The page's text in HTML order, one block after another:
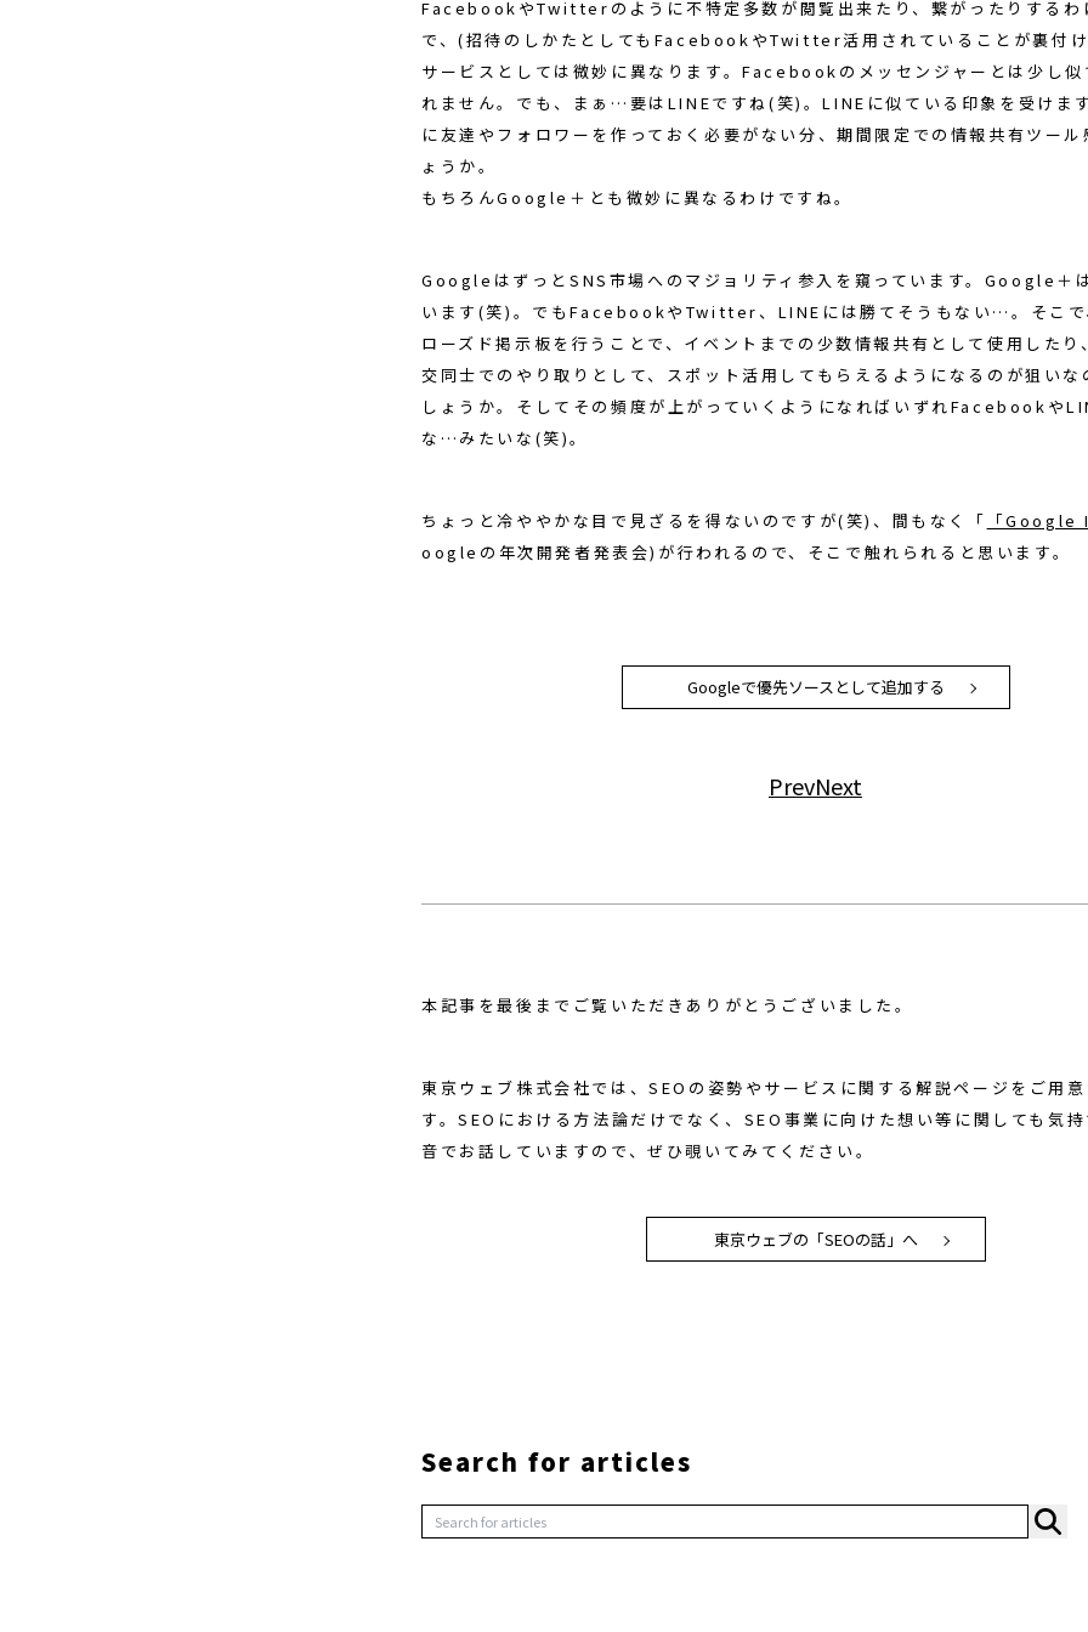
FacebookやTwitterのように不特定多数が閲覧出来たり、繋がったりするわ
で、(招待のしかたとしてもFacebookやTwitter活用されていることが裏付
サービスとしては微妙に異なります。Facebookのメッセンジャーとは少し似
れません。でも、まぁ…要はLINEですね(笑)。LINEに似ている印象を受けま
に友達やフォロワーを作っておく必要がない分、期間限定での情報共有ツール
ょうか。
もちろんGoogle＋とも微妙に異なるわけですね。
GoogleはずっとSNS市場へのマジョリティ参入を窺っています。Google＋
います(笑)。でもFacebookやTwitter、LINEには勝てそうもない…。そこで
ローズド掲示板を行うことで、イベントまでの少数情報共有として使用したり
交同士でのやり取りとして、スポット活用してもらえるようになるのが狙いな
しょうか。そしてその頻度が上がっていくようになればいずれFacebookや
な…みたいな(笑)。
ちょっと冷ややかな目で見ざるを得ないのですが(笑)、間もなく「 「Google
oogleの年次開発者発表会)が行われるので、そこで触れられると思います。
Googleで優先ソースとして追加する
PrevNext
本記事を最後までご覧いただきありがとうございました。
東京ウェブ株式会社では、SEOの姿勢やサービスに関する解説ページをご用意
す。SEOにおける方法論だけでなく、SEO事業に向けた想い等に関しても気
音でお話していますので、ぜひ覗いてみてください。
東京ウェブの「SEOの話」へ
Search for articles